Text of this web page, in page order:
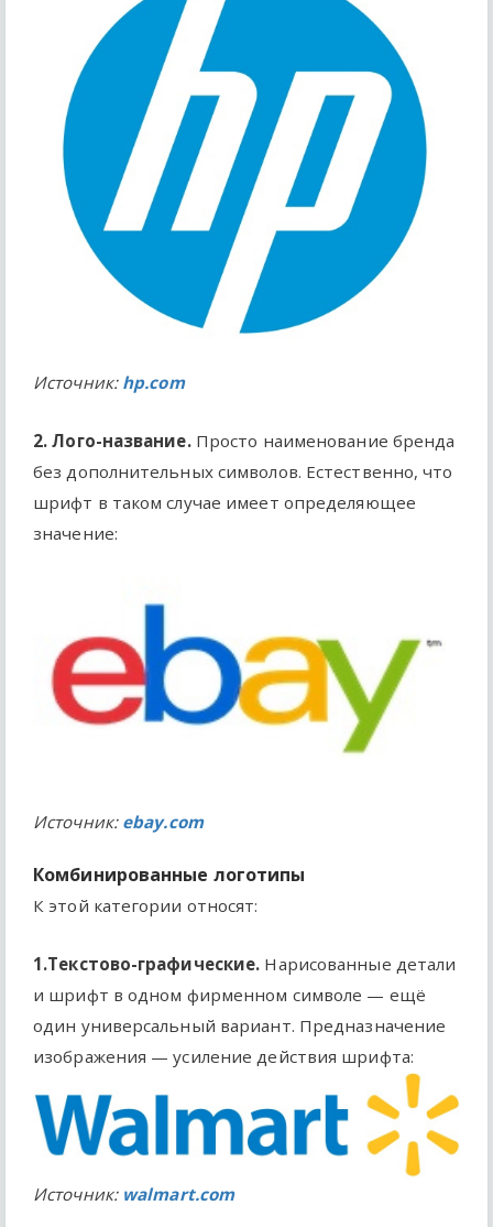
Источник: hp.com
2. Лого-название.Просто наименование бренда
без дополнительных символов. Естественно, что
шрифт в таком случае имеет определяющее
значение:
Источник: ebay.com
Комбинированные логотипы
К этой категории относят:
1.Текстово-графические. Нарисованные детали
и шрифт в одном фирменном символе — ещё
один универсальный вариант. Предназначение
изображения — усиление действия шрифта:
Источник: walmart.com